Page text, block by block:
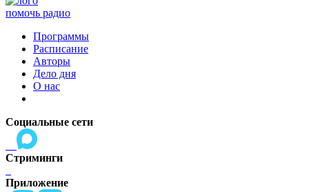
помочь радио
Программы
Расписание
Авторы
Дело дня
О нас
Социальные сети
Стриминги
Приложение